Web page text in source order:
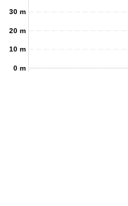
0 m
10 m
20 m
30 m